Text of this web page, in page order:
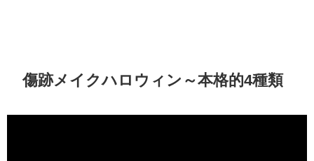
傷跡メイクハロウィン～本格的4種類